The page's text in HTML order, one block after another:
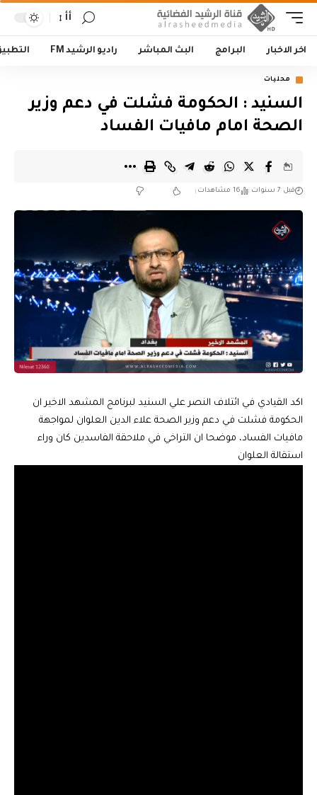
أأ
اخر الاخبار البرامج البث المباشر راديو الرشيد FM
محليات
السنيد : الحكومة فشلت في دعم وزير
الصحة امام مافيات الفساد
قبل 7 سنوات 16 مشاهدات
اكد القيادي في ائتلاف النصر علي السنيد لبرنامج المشهد الاخير ان
الحكومة فشلت في دعم وزير الصحة علاء الدين العلوان لمواجهة
مافيات الفساد، موضحا ان التراخي في ملاحقة الفاسدين كان وراء
استقالة العلوان